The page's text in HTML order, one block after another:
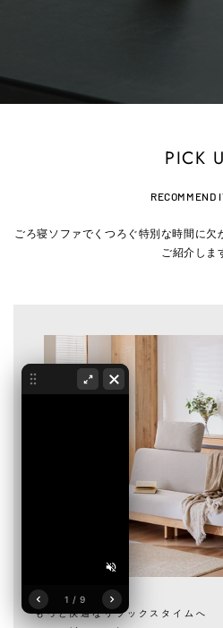
1 / 9
PICK
RECOMMEND
ごろ寝ソファでくつろぐ特別な時間に
ご紹介しま
もっと快適なリラックスタイムへ